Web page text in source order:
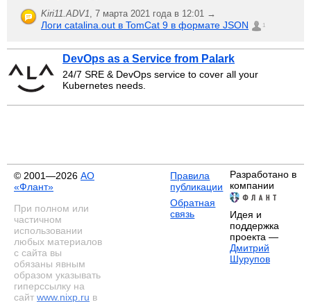
Kiri11.ADV1, 7 марта 2021 года в 12:01 →
Логи catalina.out в TomCat 9 в формате JSON 1
DevOps as a Service from Palark
24/7 SRE & DevOps service to cover all your
Kubernetes needs.
© 2001—2026 АО
«Флант»
При полном или
частичном
использовании
любых материалов
с сайта вы
обязаны явным
образом указывать
гиперссылку на
сайт www.nixp.ru в
Правила
публикации
Обратная
связь
Разработано в
компании
Идея и
поддержка
проекта —
Дмитрий
Шурупов